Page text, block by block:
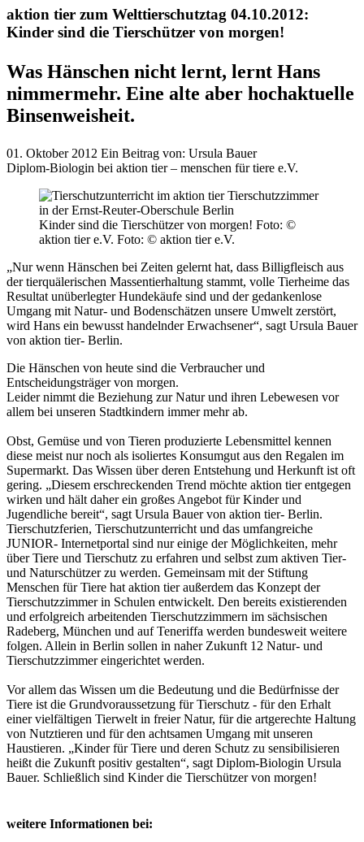
aktion tier zum Welttierschutztag 04.10.2012:
Kinder sind die Tierschützer von morgen!
Was Hänschen nicht lernt, lernt Hans
nimmermehr. Eine alte aber hochaktuelle
Binsenweisheit.
01. Oktober 2012 Ein Beitrag von: Ursula Bauer
Diplom-Biologin bei aktion tier – menschen für tiere e.V.
Kinder sind die Tierschützer von morgen! Foto: ©
aktion tier e.V. Foto: © aktion tier e.V.
„Nur wenn Hänschen bei Zeiten gelernt hat, dass Billigfleisch aus
der tierquälerischen Massentierhaltung stammt, volle Tierheime das
Resultat unüberlegter Hundekäufe sind und der gedankenlose
Umgang mit Natur- und Bodenschätzen unsere Umwelt zerstört,
wird Hans ein bewusst handelnder Erwachsener“, sagt Ursula Bauer
von aktion tier- Berlin.
Die Hänschen von heute sind die Verbraucher und
Entscheidungsträger von morgen.
Leider nimmt die Beziehung zur Natur und ihren Lebewesen vor
allem bei unseren Stadtkindern immer mehr ab.
Obst, Gemüse und von Tieren produzierte Lebensmittel kennen
diese meist nur noch als isoliertes Konsumgut aus den Regalen im
Supermarkt. Das Wissen über deren Entstehung und Herkunft ist oft
gering. „Diesem erschreckenden Trend möchte aktion tier entgegen
wirken und hält daher ein großes Angebot für Kinder und
Jugendliche bereit“, sagt Ursula Bauer von aktion tier- Berlin.
Tierschutzferien, Tierschutzunterricht und das umfangreiche
JUNIOR- Internetportal sind nur einige der Möglichkeiten, mehr
über Tiere und Tierschutz zu erfahren und selbst zum aktiven Tier-
und Naturschützer zu werden. Gemeinsam mit der Stiftung
Menschen für Tiere hat aktion tier außerdem das Konzept der
Tierschutzzimmer in Schulen entwickelt. Den bereits existierenden
und erfolgreich arbeitenden Tierschutzzimmern im sächsischen
Radeberg, München und auf Teneriffa werden bundesweit weitere
folgen. Allein in Berlin sollen in naher Zukunft 12 Natur- und
Tierschutzzimmer eingerichtet werden.
Vor allem das Wissen um die Bedeutung und die Bedürfnisse der
Tiere ist die Grundvoraussetzung für Tierschutz - für den Erhalt
einer vielfältigen Tierwelt in freier Natur, für die artgerechte Haltung
von Nutztieren und für den achtsamen Umgang mit unseren
Haustieren. „Kinder für Tiere und deren Schutz zu sensibilisieren
heißt die Zukunft positiv gestalten“, sagt Diplom-Biologin Ursula
Bauer. Schließlich sind Kinder die Tierschützer von morgen!
weitere Informationen bei: